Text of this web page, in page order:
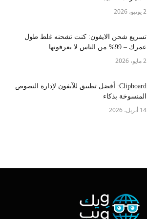
2 يونيو، 2026
تسريع شحن الايفون: كنت تشحنه غلط طول
عمرك – 99% من الناس لا يعرفونها
2 مايو، 2026
Clipboard: أفضل تطبيق للآيفون لإدارة النصوص
المنسوخة بذكاء
14 أبريل، 2026